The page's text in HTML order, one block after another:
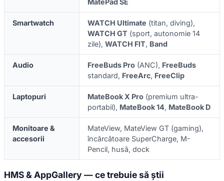
Smartwatch WATCH Ultimate (titan, diving),
WATCH GT (sport, autonomie 14
zile), WATCH FIT, Band
Audio FreeBuds Pro (ANC), FreeBuds
standard, FreeArc, FreeClip
Laptopuri MateBook X Pro (premium ultra-
portabil), MateBook 14, MateBook D
Monitoare &
accesorii
MateView, MateView GT (gaming),
încărcătoare SuperCharge, M-
Pencil, husă, dock
HMS & AppGallery — ce trebuie să știi